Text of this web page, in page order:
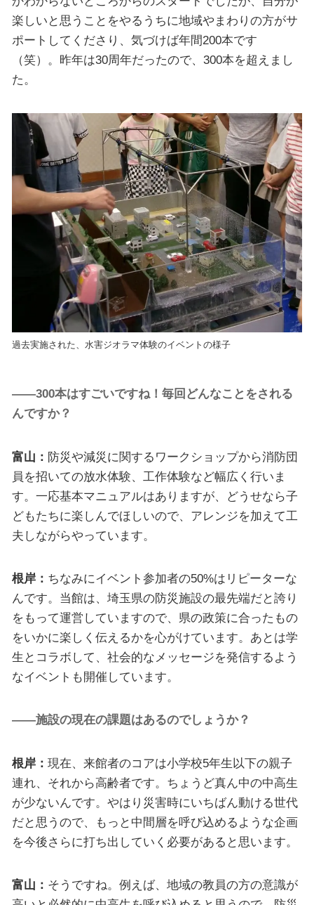
楽しいと思うことをやるうちに地域やまわりの方がサ
ポートしてくださり、気づけば年間200本です
（笑）。昨年は30周年だったので、300本を超えまし
た。
過去実施された、水害ジオラマ体験のイベントの様子
――300本はすごいですね！毎回どんなことをされる
んですか？
富山： 防災や減災に関するワークショップから消防団
員を招いての放水体験、工作体験など幅広く行いま
す。一応基本マニュアルはありますが、どうせなら子
どもたちに楽しんでほしいので、アレンジを加えて工
夫しながらやっています。
根岸： ちなみにイベント参加者の50%はリピーターな
んです。当館は、埼玉県の防災施設の最先端だと誇り
をもって運営していますので、県の政策に合ったもの
をいかに楽しく伝えるかを心がけています。あとは学
生とコラボして、社会的なメッセージを発信するよう
なイベントも開催しています。
――施設の現在の課題はあるのでしょうか？
根岸： 現在、来館者のコアは小学校5年生以下の親子
連れ、それから高齢者です。ちょうど真ん中の中高生
が少ないんです。やはり災害時にいちばん動ける世代
だと思うので、もっと中間層を呼び込めるような企画
を今後さらに打ち出していく必要があると思います。
富山： そうですね。例えば、地域の教員の方の意識が